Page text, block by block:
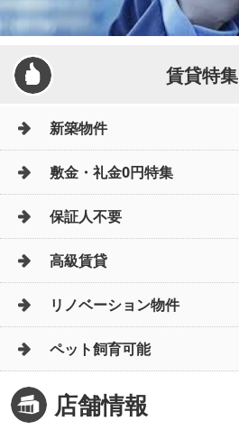
賃貸特集
新築物件
敷金・礼金0円特集
保証人不要
高級賃貸
リノベーション物件
ペット飼育可能
店舗情報